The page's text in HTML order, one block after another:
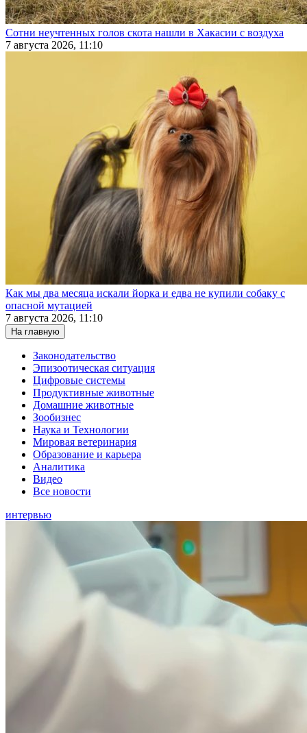
Сотни неучтенных голов скота нашли в Хакасии с воздуха
7 августа 2026, 11:10
Как мы два месяца искали йорка и едва не купили собаку с
опасной мутацией
7 августа 2026, 11:10
На главную
Законодательство
Эпизоотическая ситуация
Цифровые системы
Продуктивные животные
Домашние животные
Зообизнес
Наука и Технологии
Мировая ветеринария
Образование и карьера
Аналитика
Видео
Все новости
интервью